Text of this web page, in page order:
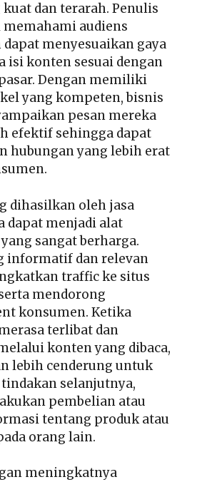
dan terarah. Penulis
audiens
dapat menyesuaikan gaya
isi konten sesuai dengan
Dengan memiliki
yang kompeten, bisnis
pesan mereka
efektif sehingga dapat
hubungan yang lebih erat
dihasilkan oleh jasa
dapat menjadi alat
sangat berharga.
informatif dan relevan
traffic ke situs
mendorong
konsumen. Ketika
terlibat dan
konten yang dibaca,
lebih cenderung untuk
selanjutnya,
pembelian atau
tentang produk atau
orang lain.
meningkatnya